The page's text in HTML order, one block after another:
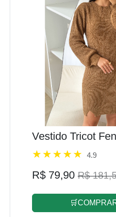
Vestido Tricot
4.9
R$ 79,90 R$